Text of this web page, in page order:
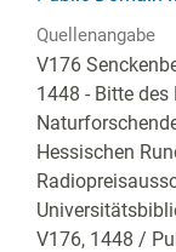
Quellenangabe
V176
1448 - Bitte des
Hessischen
V176, 1448 /